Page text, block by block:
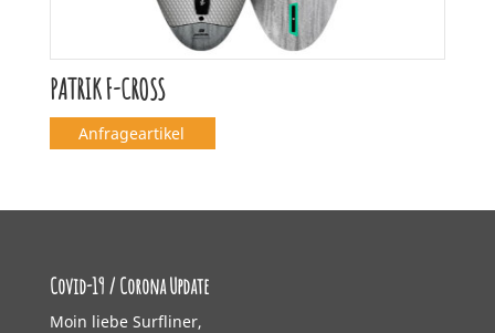
PATRIK F-CROSS
Anfrageartikel
Covid-19 / Corona Update
Moin liebe Surfliner,